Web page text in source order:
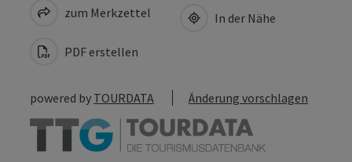
zum Merkzettel
PDF erstellen
In der Nähe
powered by TOURDATA Änderung vorschlagen